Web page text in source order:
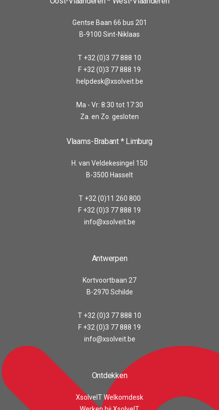
Gentse Baan 66 bus 201
B-9100 Sint-Niklaas
T +32 (0)3 77 888 10
F +32 (0)3 77 888 19
helpdesk@xsolveit.be
Ma - Vr: 8:30 tot 17:30
Za. en Zo. gesloten
Vlaams-Brabant * Limburg
H. van Veldekesingel 150
B-3500 Hasselt
T +32 (0)11 260 800
F +32 (0)3 77 888 19
info@xsolveit.be
Antwerpen
Kortvoortbaan 27
B-2970 Schilde
T +32 (0)3 77 888 10
F +32 (0)3 77 888 19
info@xsolveit.be
Ontdekken
XsolveIT Welkomdesk